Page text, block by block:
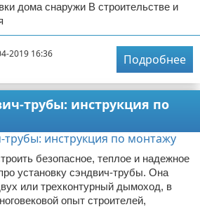
дома снаружи В строительстве и
2019 16:36
Подробнее
трубы: инструкция по
безопасное, теплое и надежное
установку сэндвич-трубы. Она
или трехконтурный дымоход, в
опыт строителей,